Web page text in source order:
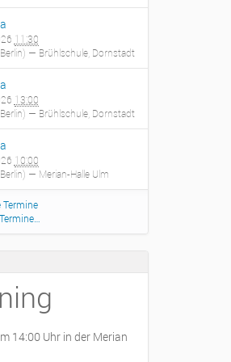
11:30
— Brühlschule, Dornstadt
13:00
— Brühlschule, Dornstadt
10:00
— Merian-Halle Ulm
Termine
14:00 Uhr in der Merian